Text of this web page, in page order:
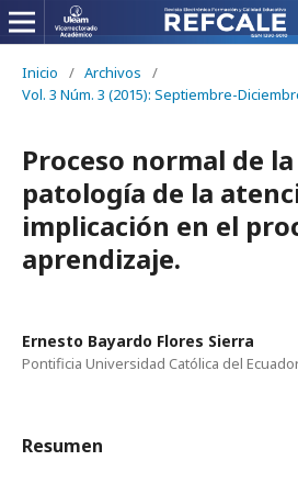
Inicio / Archivos
/
Vol. 3 Núm. 3 (2015): Septiembre-
Proceso normal de
patología de la
implicación en el
aprendizaje.
Ernesto Bayardo Flores Sierra
Pontificia Universidad Católica del
Resumen